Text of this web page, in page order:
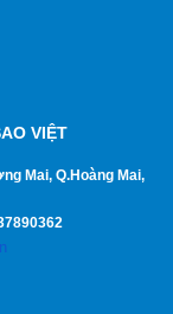
VIỆT
Mai, Q.Hoàng Mai,